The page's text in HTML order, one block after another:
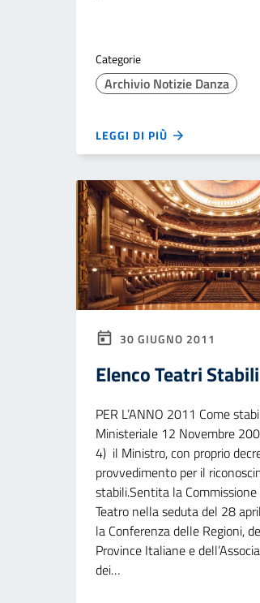
Categorie
Archivio Notizie Danza
LEGGI DI PIÙ
30 GIUGNO 2011
Elenco Teatri
PER L’ANNO 2011 Come
Ministeriale 12 Novembre
4) il Ministro, con proprio
provvedimento per il
stabili.Sentita la
Teatro nella seduta del 28
la Conferenza delle Regioni,
Province Italiane e
dei…